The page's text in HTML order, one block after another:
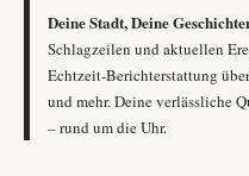
Deine Stadt, Deine
Schlagzeilen und aktuellen
Echtzeit-Berichterstattung
und mehr. Deine verlässliche
– rund um die Uhr.